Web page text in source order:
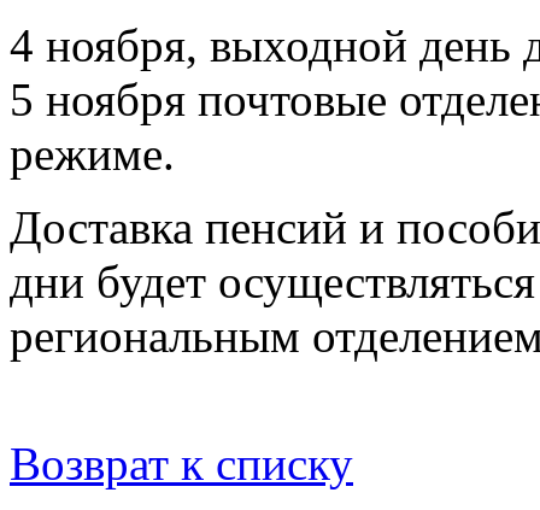
4 ноября, выходной день
5 ноября почтовые
режиме.
Доставка пенсий и
дни будет
региональным
Возврат к списку